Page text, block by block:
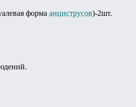
форма анциструсов)-2шт.